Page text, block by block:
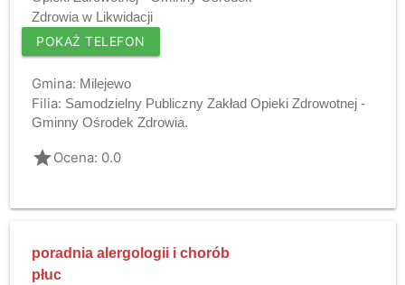
Zdrowia w Likwidacji
POKAŻ TELEFON
Gmina: Milejewo
Filia: Samodzielny Publiczny Zakład Opieki Zdrowotnej -
Gminny Ośrodek Zdrowia.
gradeOcena: 0.0
poradnia alergologii i chorób
płuc